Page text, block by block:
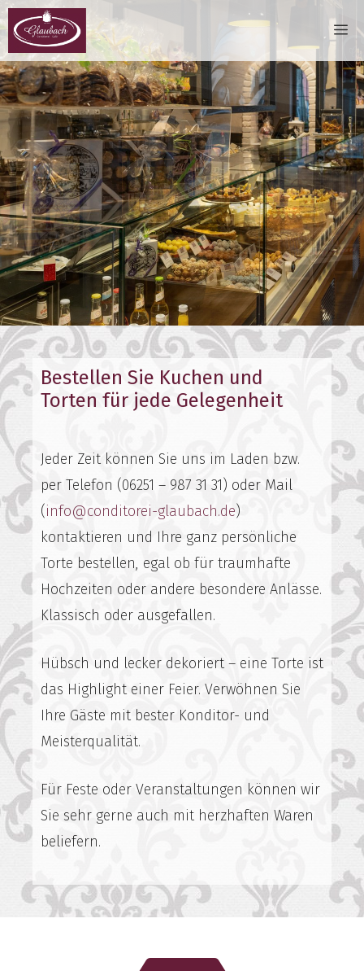
Bestellen Sie Kuchen und
Torten für jede Gelegenheit
Jeder Zeit können Sie uns im Laden bzw.
per Telefon (06251 – 987 31 31) oder Mail
(info@conditorei-glaubach.de)
kontaktieren und Ihre ganz persönliche
Torte bestellen, egal ob für traumhafte
Hochzeiten oder andere besondere Anlässe.
Klassisch oder ausgefallen.
Hübsch und lecker dekoriert – eine Torte ist
das Highlight einer Feier. Verwöhnen Sie
Ihre Gäste mit bester Konditor- und
Meisterqualität.
Für Feste oder Veranstaltungen können wir
Sie sehr gerne auch mit herzhaften Waren
beliefern.